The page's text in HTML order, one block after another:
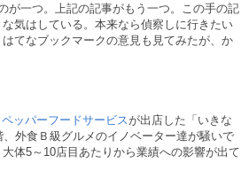
が一つ。上記の記事がもう一つ。この手の記
気はしている。本来なら偵察しに行きたい
てなブックマークの意見も見てみたが、か
ッパーフードサービスが出店した「いきな
外食Ｂ級グルメのイノベーター達が騒いで
体5～10店目あたりから業績への影響が出て